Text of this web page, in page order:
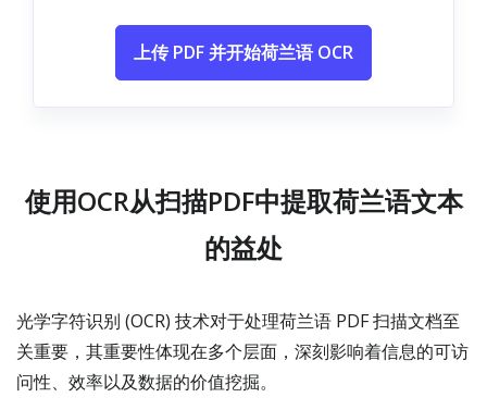
上传 PDF 并开始荷兰语 OCR
使用OCR从扫描PDF中提取荷兰语文本
的益处
光学字符识别 (OCR) 技术对于处理荷兰语 PDF 扫描文档至
关重要，其重要性体现在多个层面，深刻影响着信息的可访
问性、效率以及数据的价值挖掘。